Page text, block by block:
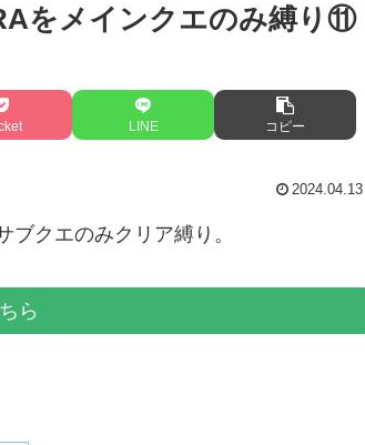
をメインクエのみ縛り⑪
LINE コピー
2024.04.13
クエのみクリア縛り。
ら